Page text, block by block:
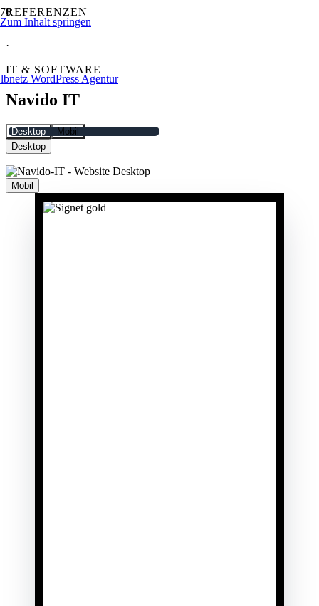
Zum Inhalt springen
REFERENZEN
·
IT & SOFTWARE
Navido IT
Desktop
Mobil
Desktop
Mobil